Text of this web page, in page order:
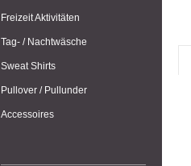
Freizeit Aktivitäten
Tag- / Nachtwäsche
Sweat Shirts
Pullover / Pullunder
Accessoires